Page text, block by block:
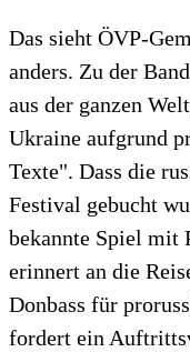
Das sieht ÖVP-
anders. Zu der
aus der ganzen
Ukraine aufgrund
Texte". Dass die
Festival gebucht
bekannte Spiel mit
erinnert an die
Donbass für
fordert ein